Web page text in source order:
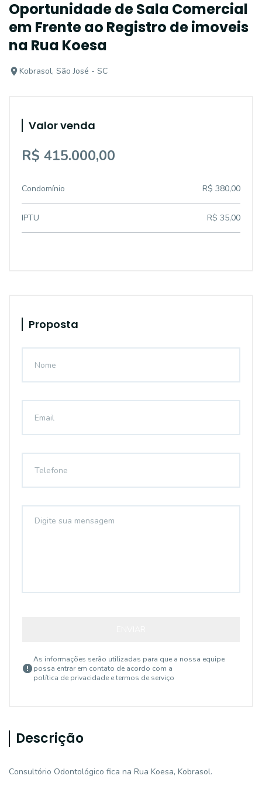
Oportunidade de Sala Comercial
em Frente ao Registro de imoveis
na Rua Koesa
Kobrasol, São José - SC
Valor venda
R$ 415.000,00
Condomínio R$ 380,00
IPTU R$ 35,00
Proposta
As informações serão utilizadas para que a nossa equipe
possa entrar em contato de acordo com a
política de privacidade e termos de serviço
Descrição
Consultório Odontológico fica na Rua Koesa, Kobrasol.